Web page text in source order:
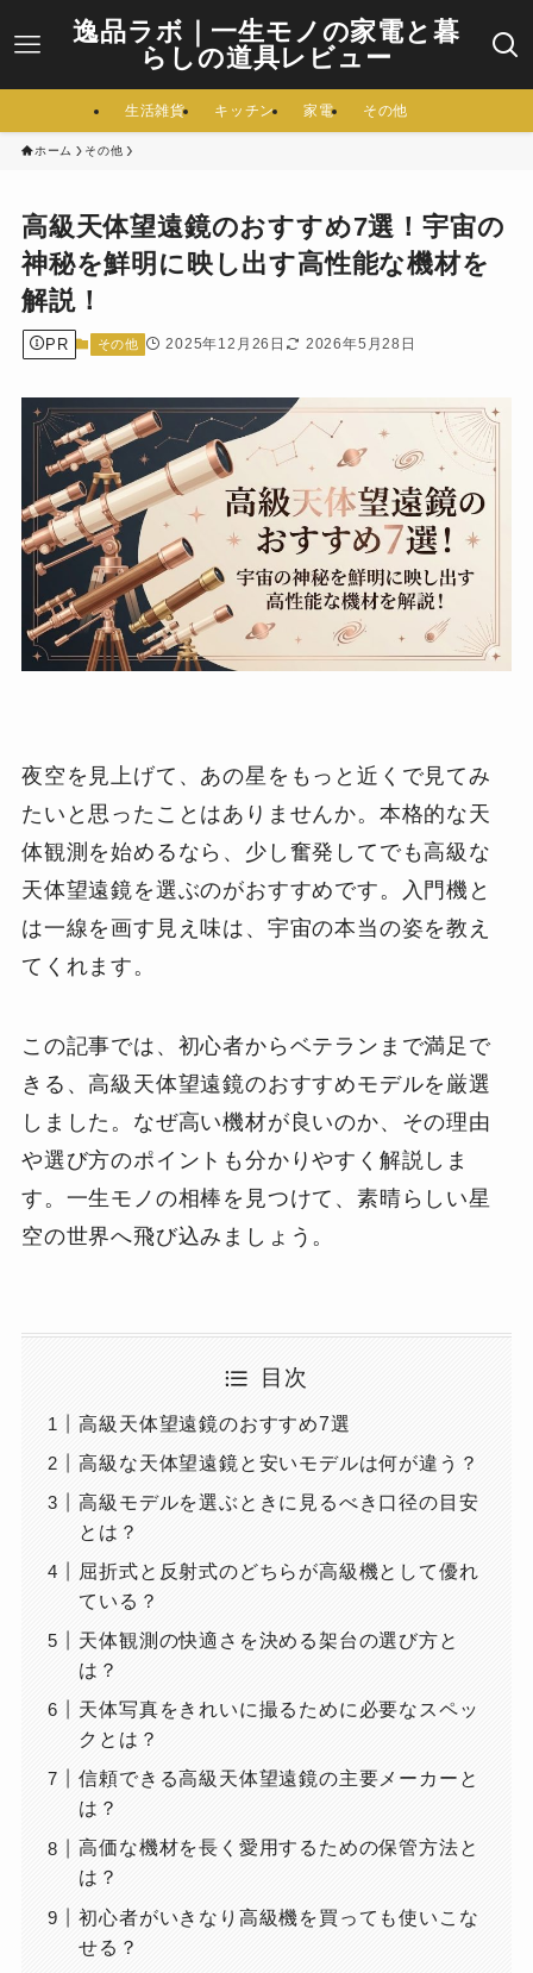
逸品ラボ｜一生モノの家電と暮
らしの道具レビュー
生活雑貨 キッチン 家電 その他
ホーム その他
高級天体望遠鏡のおすすめ7選！宇宙の
神秘を鮮明に映し出す高性能な機材を
解説！
PR その他 2025年12月26日 2026年5月28日
夜空を見上げて、あの星をもっと近くで見てみ
たいと思ったことはありませんか。本格的な天
体観測を始めるなら、少し奮発してでも高級な
天体望遠鏡を選ぶのがおすすめです。入門機と
は一線を画す見え味は、宇宙の本当の姿を教え
てくれます。
この記事では、初心者からベテランまで満足で
きる、高級天体望遠鏡のおすすめモデルを厳選
しました。なぜ高い機材が良いのか、その理由
や選び方のポイントも分かりやすく解説しま
す。一生モノの相棒を見つけて、素晴らしい星
空の世界へ飛び込みましょう。
目次
高級天体望遠鏡のおすすめ7選
高級な天体望遠鏡と安いモデルは何が違う？
高級モデルを選ぶときに見るべき口径の目安
とは？
屈折式と反射式のどちらが高級機として優れ
ている？
天体観測の快適さを決める架台の選び方と
は？
天体写真をきれいに撮るために必要なスペッ
クとは？
信頼できる高級天体望遠鏡の主要メーカーと
は？
高価な機材を長く愛用するための保管方法と
は？
初心者がいきなり高級機を買っても使いこな
せる？